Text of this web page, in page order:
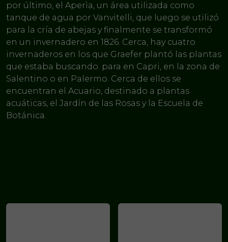
por último, el Aperìa, un área utilizada como
tanque de agua por Vanvitelli, que luego se utilizó
para la cría de abejas y finalmente se transformó
en un invernadero en 1826. Cerca, hay cuatro
invernaderos en los que Graefer plantó las plantas
que estaba buscando. para en Capri, en la zona de
Salentino o en Palermo. Cerca de ellos se
encuentran el Acuario, destinado a plantas
acuáticas, el Jardín de las Rosas y la Escuela de
Botánica.